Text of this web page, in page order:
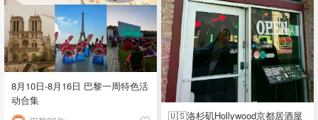
8月10日-8月16日 巴黎一周特色活
动合集
🇺🇸洛杉矶Hollywood京都居酒屋